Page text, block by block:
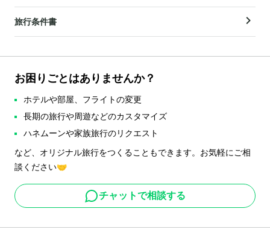
旅行条件書
お困りごとはありませんか？
ホテルや部屋、フライトの変更
長期の旅行や周遊などのカスタマイズ
ハネムーンや家族旅行のリクエスト
など、オリジナル旅行をつくることもできます。お気軽にご相
談ください🤝
チャットで相談する